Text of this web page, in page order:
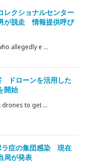
レクショナルセンター
が脱走 情報提供呼び
allegedly e ...
ドローンを活用した
開始
to get ...
ラ症の集団感染 現在
局が発表